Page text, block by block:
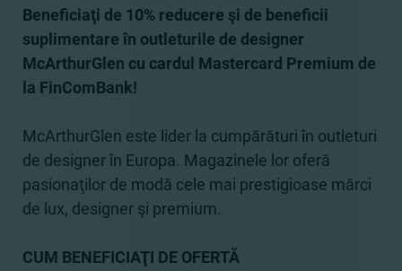
Beneficiaţi de 10% reducere şi de beneficii
suplimentare în outleturile de designer
McArthurGlen cu cardul Mastercard Premium de
la FinComBank!
McArthurGlen este lider la cumpărături în outleturi
de designer în Europa. Magazinele lor oferă
pasionaţilor de modă cele mai prestigioase mărci
de lux, designer şi premium.
CUM BENEFICIAŢI DE OFERTĂ